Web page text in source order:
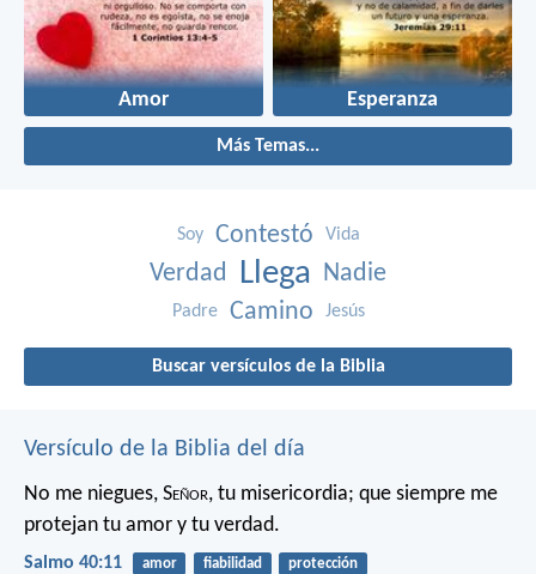
Amor Esperanza
Más Temas...
Soy Contestó Vida
Verdad Llega Nadie
Padre Camino Jesús
Buscar versículos de la Biblia
Versículo de la Biblia del día
No me niegues, Señor, tu misericordia; que siempre me
protejan tu amor y tu verdad.
Salmo 40:11 amor fiabilidad protección